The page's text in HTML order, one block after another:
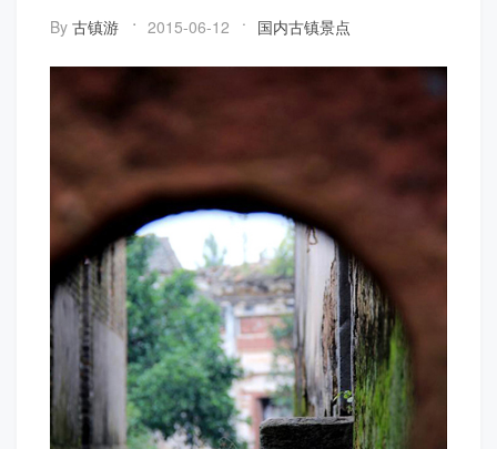
By 古镇游 2015-06-12 国内古镇景点